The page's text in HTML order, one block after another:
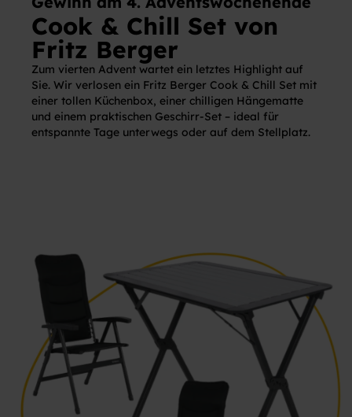
Cook & Chill Set von
Fritz Berger
Zum vierten Advent wartet ein letztes Highlight auf
Sie. Wir verlosen ein Fritz Berger Cook & Chill Set mit
einer tollen Küchenbox, einer chilligen Hängematte
und einem praktischen Geschirr-Set – ideal für
entspannte Tage unterwegs oder auf dem Stellplatz.